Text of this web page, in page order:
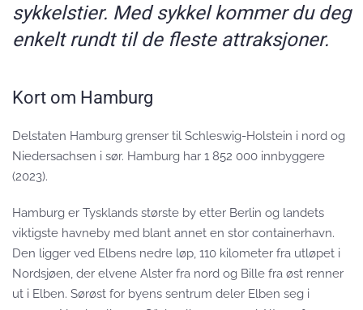
sykkelstier. Med sykkel kommer du deg
enkelt rundt til de fleste attraksjoner.
Kort om Hamburg
Delstaten Hamburg grenser til Schleswig-Holstein i nord og
Niedersachsen i sør. Hamburg har 1 852 000 innbyggere
(2023).
Hamburg er Tysklands største by etter Berlin og landets
viktigste havneby med blant annet en stor containerhavn.
Den ligger ved Elbens nedre løp, 110 kilometer fra utløpet i
Nordsjøen, der elvene Alster fra nord og Bille fra øst renner
ut i Elben. Sørøst for byens sentrum deler Elben seg i